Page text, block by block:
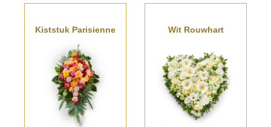
Kiststuk Parisienne Wit Rouwhart